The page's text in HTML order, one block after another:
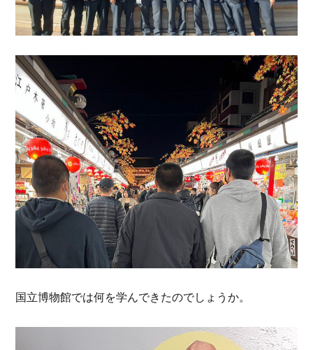
国立博物館では何を学んできたのでしょうか。